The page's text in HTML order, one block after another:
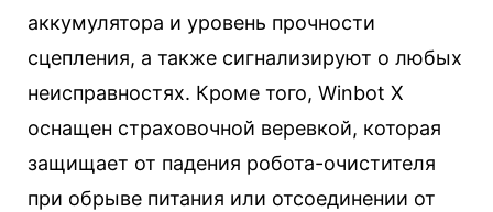
аккумулятора и уровень прочности
сцепления, а также сигнализируют о любых
неисправностях. Кроме того, Winbot X
оснащен страховочной веревкой, которая
защищает от падения робота-очистителя
при обрыве питания или отсоединении от